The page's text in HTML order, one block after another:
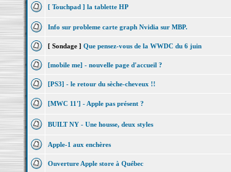
[ Touchpad ] la tablette HP
Info sur probleme carte graph Nvidia sur MBP.
[ Sondage ] Que pensez-vous de la WWDC du 6 juin
[mobile me] - nouvelle page d'accueil ?
[PS3] - le retour du sèche-cheveux !!
[MWC 11'] - Apple pas présent ?
BUILT NY - Une housse, deux styles
Apple-1 aux enchères
Ouverture Apple store à Québec